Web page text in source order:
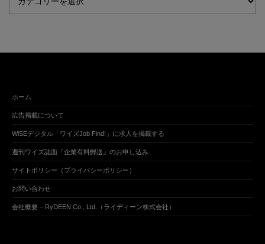
ホーム
広告掲載について
WiSEデジタル「ワイズJob Find!」に求人を掲載する
週刊ワイズ誌面『企業有料郵送』のお申し込み
サイトポリシー（プライバシーポリシー）
お問い合わせ
会社概要 – RyDEEN Co., Ltd.（ライディーン株式会社）